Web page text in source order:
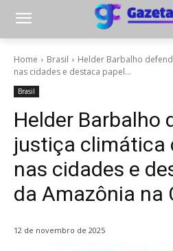
Home Brasil
Helder Barbalho
nas cidades e destaca papel...
Brasil
Helder Barbalho
justiça climática
nas cidades e
da Amazônia na
12 de novembro de 2025